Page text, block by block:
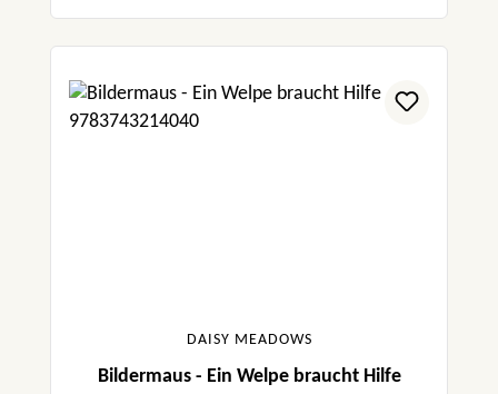
DAISY MEADOWS
Bildermaus - Ein Welpe braucht Hilfe